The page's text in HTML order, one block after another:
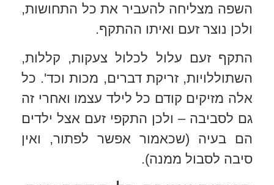
השפה מצליחה להעביר את כל התחושות,
ולכן נוצר זעם ואיתו ההתקף.
התקף זעם עלול לכלול צעקות, קללות,
השתוללויות, זריקת דברים, מכות וכד'. כל
אלה מזיקים קודם כל לילד עצמו ואחרי זה
גם לסביבה – ולכן התקפי זעם אצל ילדים
הם בעיה (שכאמור אפשר לפתור, ואין
סיבה לסבול ממנה).